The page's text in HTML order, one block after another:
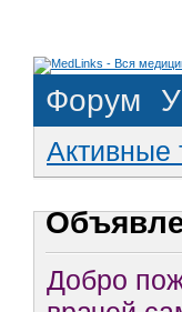
Форум
Активные
Добро